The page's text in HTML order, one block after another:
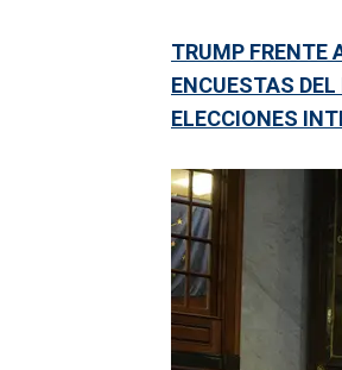
TRUMP FRENTE
ENCUESTAS
ELECCIONES